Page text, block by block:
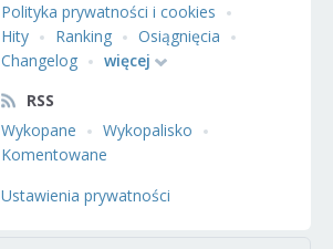
Polityka prywatności i cookies
Hity
Ranking
Osiągnięcia
Changelog
więcej
RSS
Wykopane
Wykopalisko
Komentowane
Ustawienia prywatności